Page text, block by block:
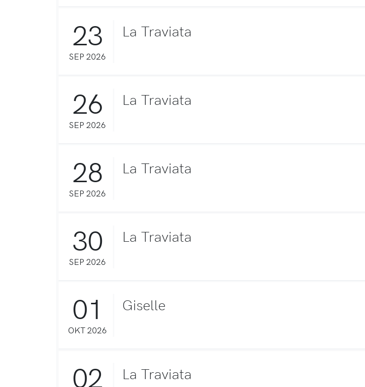
23
SEP 2026
La Traviata
26
SEP 2026
La Traviata
28
SEP 2026
La Traviata
30
SEP 2026
La Traviata
01
OKT 2026
Giselle
02 La Traviata